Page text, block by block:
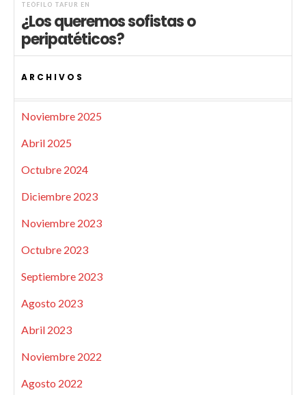
TEÓFILO TAFUR EN
¿Los queremos sofistas o
peripatéticos?
ARCHIVOS
Noviembre 2025
Abril 2025
Octubre 2024
Diciembre 2023
Noviembre 2023
Octubre 2023
Septiembre 2023
Agosto 2023
Abril 2023
Noviembre 2022
Agosto 2022